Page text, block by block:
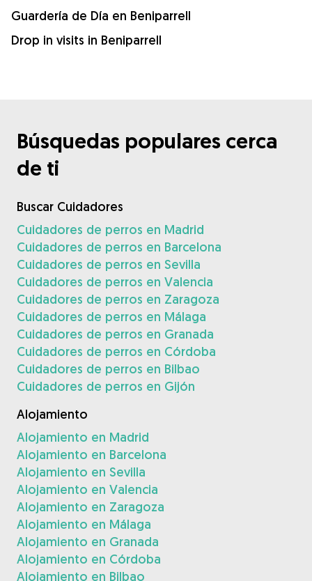
Guardería de Día en Beniparrell
Drop in visits in Beniparrell
Búsquedas populares cerca
de ti
Buscar Cuidadores
Cuidadores de perros en Madrid
Cuidadores de perros en Barcelona
Cuidadores de perros en Sevilla
Cuidadores de perros en Valencia
Cuidadores de perros en Zaragoza
Cuidadores de perros en Málaga
Cuidadores de perros en Granada
Cuidadores de perros en Córdoba
Cuidadores de perros en Bilbao
Cuidadores de perros en Gijón
Alojamiento
Alojamiento en Madrid
Alojamiento en Barcelona
Alojamiento en Sevilla
Alojamiento en Valencia
Alojamiento en Zaragoza
Alojamiento en Málaga
Alojamiento en Granada
Alojamiento en Córdoba
Alojamiento en Bilbao